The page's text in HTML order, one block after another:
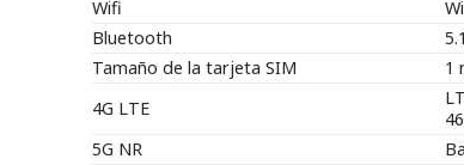
Wifi
Bluetooth
5.1
Tamaño de la tarjeta SIM
1
4G LTE
5G NR